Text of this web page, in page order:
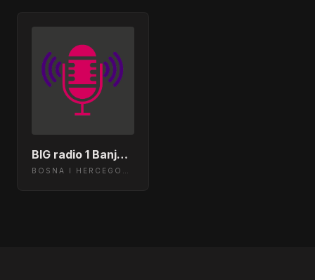
BIG radio 1 Banja Luka